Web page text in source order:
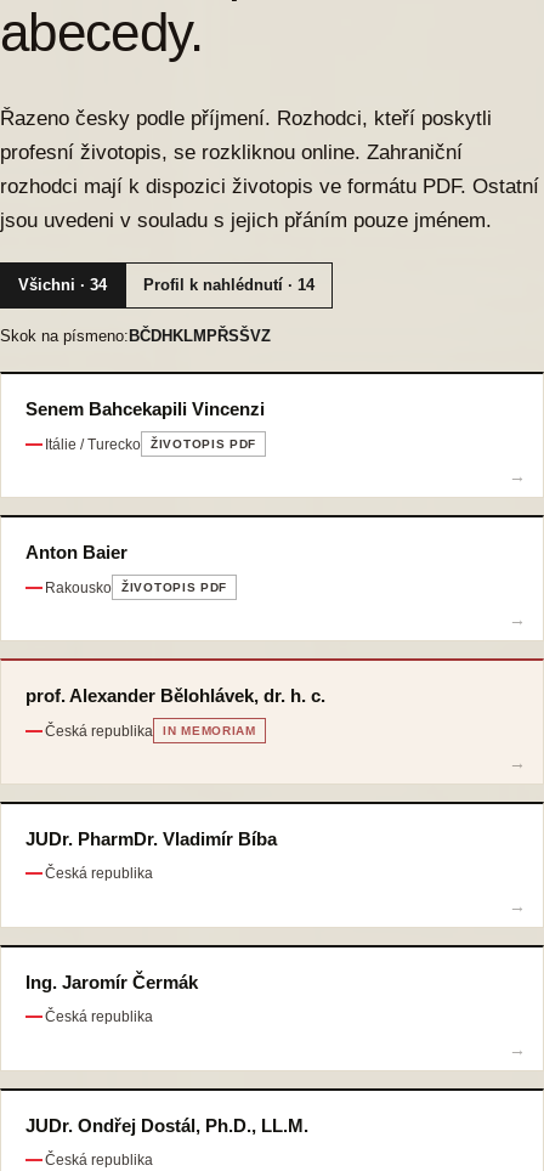
abecedy.
Řazeno česky podle příjmení. Rozhodci, kteří poskytli
profesní životopis, se rozkliknou online. Zahraniční
rozhodci mají k dispozici životopis ve formátu PDF. Ostatní
jsou uvedeni v souladu s jejich přáním pouze jménem.
Všichni · 34 Profil k nahlédnutí · 14
Skok na písmeno: BČDH KLM PŘSŠVZ
Senem Bahcekapili Vincenzi
Itálie / Turecko ŽIVOTOPIS PDF
Anton Baier
Rakousko ŽIVOTOPIS PDF
prof. Alexander Bělohlávek, dr. h. c.
Česká republika IN MEMORIAM
JUDr. PharmDr. Vladimír Bíba
Česká republika
Ing. Jaromír Čermák
Česká republika
JUDr. Ondřej Dostál, Ph.D., LL.M.
Česká republika